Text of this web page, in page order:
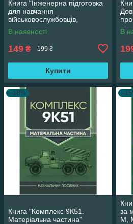
Книга "Інженерна підготовка
для навчання
військовослужбовців,
призваних за мобілізацією"
В наявності
149 ₴ 199 ₴
Купити
В
–18%
Книга "Комплекс 9К51.
Матеріальна частина"
за
М,